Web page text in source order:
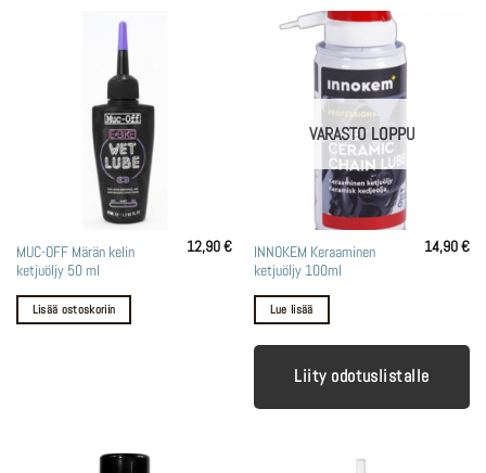
MUC-OFF Märän kelin
ketjuöljy 50 ml
12,90€
Lisää ostoskoriin
VARASTO LOPPU
INNOKEM Keraaminen
ketjuöljy 100ml
14,90€
Lue lisää
Liity odotuslistalle